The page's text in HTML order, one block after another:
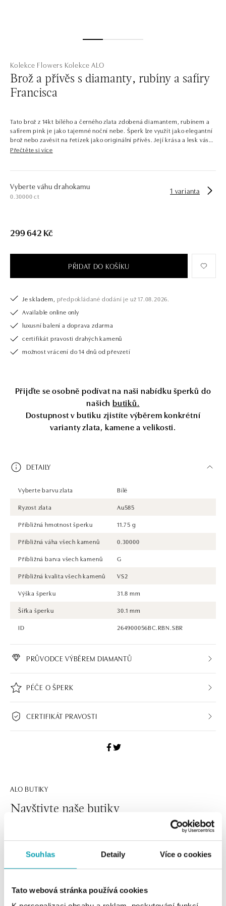
Souhlas Detaily Více o cookies
Tato webová stránka používá cookies
Kolekce Flowers Kolekce ALO
Brož a přívěs s diamanty, rubíny a safíry
Francisca
Tato brož z 14kt bílého a černého zlata zdobená diamantem, rubínem a
safírem pink je jako tajemné noční nebe. Šperk lze využít jako elegantní
brož nebo zavěsit na řetízek jako originální přívěs. Její krása a lesk vás
zavedou do magického světa luxusu a romantiky. Ponořte se do jejího
Flowers, která si hraje s elegancí květů a lístků. Barevné i čiré diamanty
jsou zasazeny do žlutého, bílého a růžového zlata tvarovaného do
zásnubní prsten nebo diamantový náramek či náhrdelník, nedarujete s
Přečtěte si více
Vyberte váhu drahokamu
0.30000 ct
1 varianta
299 642 Kč
PŘIDAT DO KOŠÍKU
Je skladem, předpokládané dodání je už 17.08.2026.
Available online only
luxusní balení a doprava zdarma
certifikát pravosti drahých kamenů
možnost vrácení do 14 dnů od převzetí
Přijďte se osobně podívat na naši nabídku šperků do
našich butiků.
Dostupnost v butiku zjistíte výběrem konkrétní
varianty zlata, kamene a velikosti.
DETAILY
Vyberte barvu zlata
Bílé
Ryzost zlata
Au585
Přibližná hmotnost šperku
11.75 g
Přibližná váha všech kamenů
0.30000
Přibližná barva všech kamenů
G
Přibližná kvalita všech kamenů
VS2
Výška šperku
31.8 mm
Šířka šperku
30.1 mm
ID
264900056BC.RBN.SBR
PRŮVODCE VÝBĚREM DIAMANTŮ
PÉČE O ŠPERK
CERTIFIKÁT PRAVOSTI
ALO BUTIKY
Navštivte naše butiky